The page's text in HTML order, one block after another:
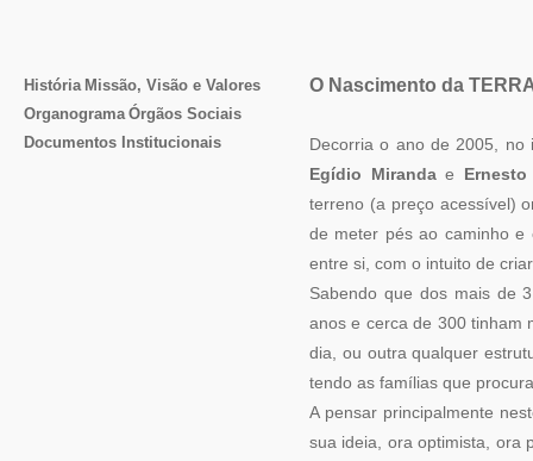
História Missão, Visão e Valores
Organograma Órgãos Sociais
Documentos Institucionais
O Nascimento da
Decorria o ano de 2005,
Egídio Mirandae
terreno (a preço acessível)
de meter pés ao caminho e
entre si, com o intuito de
Sabendo que dos mais de
anos e cerca de 300 tinham
dia, ou outra qualquer
tendo as famílias que
A pensar principalmente
sua ideia, ora optimista, ora